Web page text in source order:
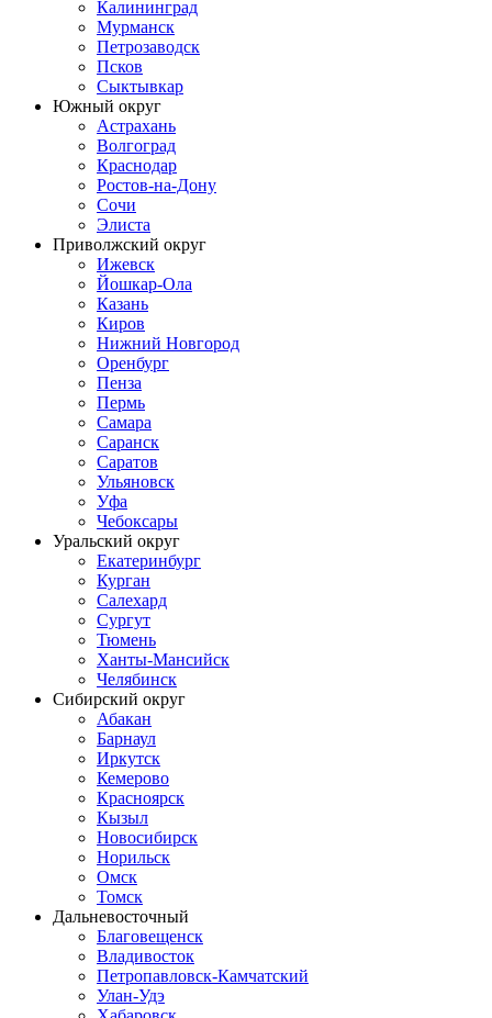
Калининград
Мурманск
Петрозаводск
Псков
Сыктывкар
Южный округ
Астрахань
Волгоград
Краснодар
Ростов-на-Дону
Сочи
Элиста
Приволжский округ
Ижевск
Йошкар-Ола
Казань
Киров
Нижний Новгород
Оренбург
Пенза
Пермь
Самара
Саранск
Саратов
Ульяновск
Уфа
Чебоксары
Уральский округ
Екатеринбург
Курган
Салехард
Сургут
Тюмень
Ханты-Мансийск
Челябинск
Сибирский округ
Абакан
Барнаул
Иркутск
Кемерово
Красноярск
Кызыл
Новосибирск
Норильск
Омск
Томск
Дальневосточный
Благовещенск
Владивосток
Петропавловск-Камчатский
Улан-Удэ